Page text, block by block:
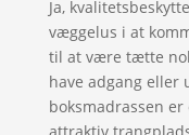
Ja,
væggelus i at
til at være tætte
have adgang eller
boksmadrassen